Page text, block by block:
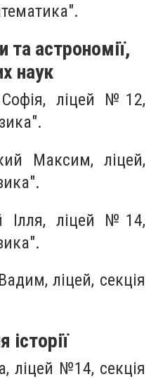
та астрономії,
наук
ліцей №12,
Максим, ліцей,
Ілля, ліцей №14,
ліцей, секція
історії
ліцей №14, секція